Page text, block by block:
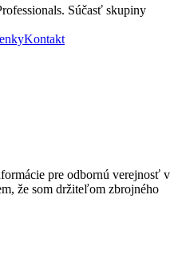
Súčasť skupiny
Kontakt
pre odbornú verejnosť v
že som držiteľom zbrojného